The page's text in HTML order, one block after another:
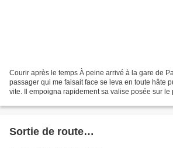
Courir après le temps À peine arrivé à la gare de
passager qui me faisait face se leva en toute hâte
vite. Il empoigna rapidement sa valise posée sur le
Sortie de route…